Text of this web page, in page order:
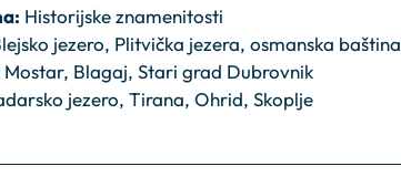
Historijske znamenitosti
jezero, Plitvička jezera, osmanska baština
Mostar, Blagaj, Stari grad Dubrovnik
jezero, Tirana, Ohrid, Skoplje